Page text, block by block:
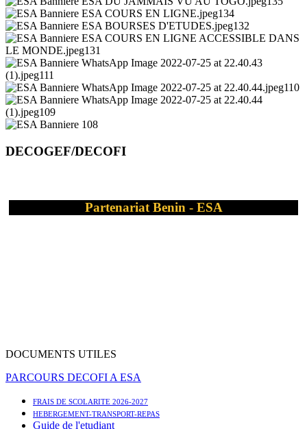
DECOGEF/DECOFI
Partenariat Benin - ESA
DOCUMENTS UTILES
PARCOURS DECOFI A ESA
FRAIS DE SCOLARITE 2026-2027
HEBERGEMENT-TRANSPORT-REPAS
Guide de l'etudiant